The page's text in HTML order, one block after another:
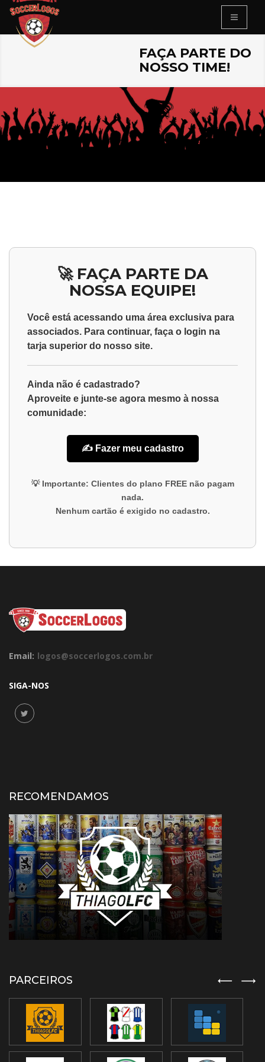
FAÇA PARTE DO
NOSSO TIME!
🚀 FAÇA PARTE DA
NOSSA EQUIPE!
Você está acessando uma área exclusiva para
associados. Para continuar, faça o login na
tarja superior do nosso site.
Ainda não é cadastrado?
Aproveite e junte-se agora mesmo à nossa
comunidade:
✍️ Fazer meu cadastro
💡 Importante: Clientes do plano FREEnão pagam
nada.
Nenhum cartão é exigido no cadastro.
Email: logos@soccerlogos.com.br
SIGA-NOS
RECOMENDAMOS
PARCEIROS